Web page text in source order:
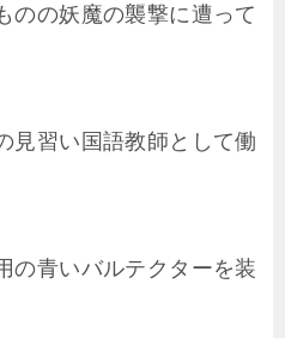
のの妖魔の襲撃に遭って
見習い国語教師として働
の青いバルテクターを装